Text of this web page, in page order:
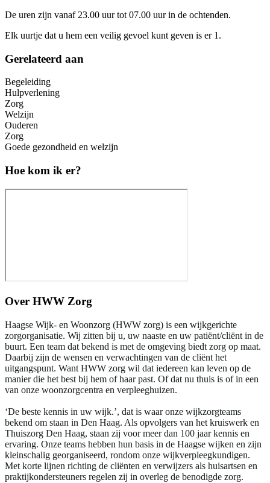
De uren zijn vanaf 23.00 uur tot 07.00 uur in de ochtenden.
Elk uurtje dat u hem een veilig gevoel kunt geven is er 1.
Gerelateerd aan
Begeleiding
Hulpverlening
Zorg
Welzijn
Ouderen
Zorg
Goede gezondheid en welzijn
Hoe kom ik er?
Over HWW Zorg
Haagse Wijk- en Woonzorg (HWW zorg) is een wijkgerichte
zorgorganisatie. Wij zitten bij u, uw naaste en uw patiënt/cliënt in de
buurt. Een team dat bekend is met de omgeving biedt zorg op maat.
Daarbij zijn de wensen en verwachtingen van de cliënt het
uitgangspunt. Want HWW zorg wil dat iedereen kan leven op de
manier die het best bij hem of haar past. Of dat nu thuis is of in een
van onze woonzorgcentra en verpleeghuizen.
‘De beste kennis in uw wijk.’, dat is waar onze wijkzorgteams
bekend om staan in Den Haag. Als opvolgers van het kruiswerk en
Thuiszorg Den Haag, staan zij voor meer dan 100 jaar kennis en
ervaring. Onze teams hebben hun basis in de Haagse wijken en zijn
kleinschalig georganiseerd, rondom onze wijkverpleegkundigen.
Met korte lijnen richting de cliënten en verwijzers als huisartsen en
praktijkondersteuners regelen zij in overleg de benodigde zorg.